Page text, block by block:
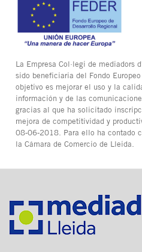
La Empresa Col·legi de mediadors
sido beneficiaria del Fondo
objetivo es mejorar el uso y la
información y de las
gracias al que ha solicitado
mejora de competitividad y
08-06-2018. Para ello ha contado
la Cámara de Comercio de Lleida.